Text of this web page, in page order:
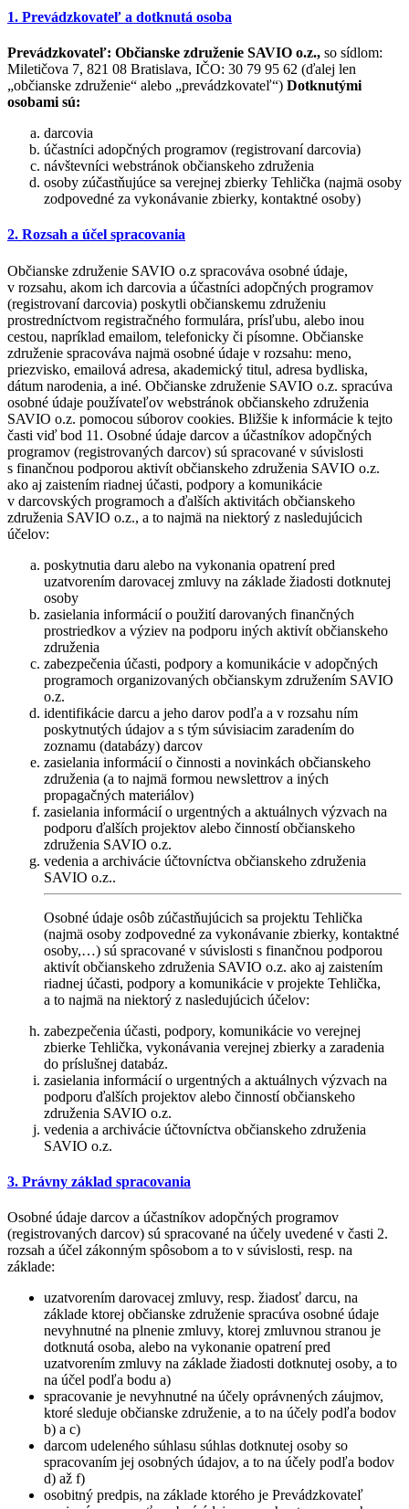
1. Prevádzkovateľ a dotknutá osoba
Prevádzkovateľ: Občianske združenie SAVIO o.z., so sídlom:
Miletičova 7, 821 08 Bratislava, IČO: 30 79 95 62 (ďalej len
„občianske združenie“ alebo „prevádzkovateľ“) Dotknutými
osobami sú:
darcovia
účastníci adopčných programov (registrovaní darcovia)
návštevníci webstránok občianskeho združenia
osoby zúčastňujúce sa verejnej zbierky Tehlička (najmä osoby
zodpovedné za vykonávanie zbierky, kontaktné osoby)
2. Rozsah a účel spracovania
Občianske združenie SAVIO o.z spracováva osobné údaje,
v rozsahu, akom ich darcovia a účastníci adopčných programov
(registrovaní darcovia) poskytli občianskemu združeniu
prostredníctvom registračného formulára, prísľubu, alebo inou
cestou, napríklad emailom, telefonicky či písomne. Občianske
združenie spracováva najmä osobné údaje v rozsahu: meno,
priezvisko, emailová adresa, akademický titul, adresa bydliska,
dátum narodenia, a iné. Občianske združenie SAVIO o.z. spracúva
osobné údaje používateľov webstránok občianskeho združenia
SAVIO o.z. pomocou súborov cookies. Bližšie k informácie k tejto
časti viď bod 11. Osobné údaje darcov a účastníkov adopčných
programov (registrovaných darcov) sú spracované v súvislosti
s finančnou podporou aktivít občianskeho združenia SAVIO o.z.
ako aj zaistením riadnej účasti, podpory a komunikácie
v darcovských programoch a ďalších aktivitách občianskeho
združenia SAVIO o.z., a to najmä na niektorý z nasledujúcich
účelov:
poskytnutia daru alebo na vykonania opatrení pred
uzatvorením darovacej zmluvy na základe žiadosti dotknutej
osoby
zasielania informácií o použití darovaných finančných
prostriedkov a výziev na podporu iných aktivít občianskeho
združenia
zabezpečenia účasti, podpory a komunikácie v adopčných
programoch organizovaných občianskym združením SAVIO
o.z.
identifikácie darcu a jeho darov podľa a v rozsahu ním
poskytnutých údajov a s tým súvisiacim zaradením do
zoznamu (databázy) darcov
zasielania informácií o činnosti a novinkách občianskeho
združenia (a to najmä formou newslettrov a iných
propagačných materiálov)
zasielania informácií o urgentných a aktuálnych výzvach na
podporu ďalších projektov alebo činností občianskeho
združenia SAVIO o.z.
vedenia a archivácie účtovníctva občianskeho združenia
SAVIO o.z..
Osobné údaje osôb zúčastňujúcich sa projektu Tehlička
(najmä osoby zodpovedné za vykonávanie zbierky, kontaktné
osoby,…) sú spracované v súvislosti s finančnou podporou
aktivít občianskeho združenia SAVIO o.z. ako aj zaistením
riadnej účasti, podpory a komunikácie v projekte Tehlička,
a to najmä na niektorý z nasledujúcich účelov:
zabezpečenia účasti, podpory, komunikácie vo verejnej
zbierke Tehlička, vykonávania verejnej zbierky a zaradenia
do príslušnej databáz.
zasielania informácií o urgentných a aktuálnych výzvach na
podporu ďalších projektov alebo činností občianskeho
združenia SAVIO o.z.
vedenia a archivácie účtovníctva občianskeho združenia
SAVIO o.z.
3. Právny základ spracovania
Osobné údaje darcov a účastníkov adopčných programov
(registrovaných darcov) sú spracované na účely uvedené v časti 2.
rozsah a účel zákonným spôsobom a to v súvislosti, resp. na
základe:
uzatvorením darovacej zmluvy, resp. žiadosť darcu, na
základe ktorej občianske združenie spracúva osobné údaje
nevyhnutné na plnenie zmluvy, ktorej zmluvnou stranou je
dotknutá osoba, alebo na vykonanie opatrení pred
uzatvorením zmluvy na základe žiadosti dotknutej osoby, a to
na účel podľa bodu a)
spracovanie je nevyhnutné na účely oprávnených záujmov,
ktoré sleduje občianske združenie, a to na účely podľa bodov
b) a c)
darcom udeleného súhlasu súhlas dotknutej osoby so
spracovaním jej osobných údajov, a to na účely podľa bodov
d) až f)
osobitný predpis, na základe ktorého je Prevádzkovateľ